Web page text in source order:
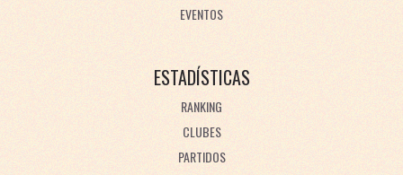
EVENTOS
ESTADÍSTICAS
RANKING
CLUBES
PARTIDOS